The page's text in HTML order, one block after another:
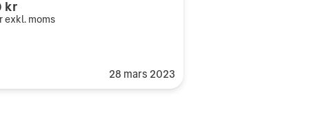
kr
exkl. moms
28 mars 2023